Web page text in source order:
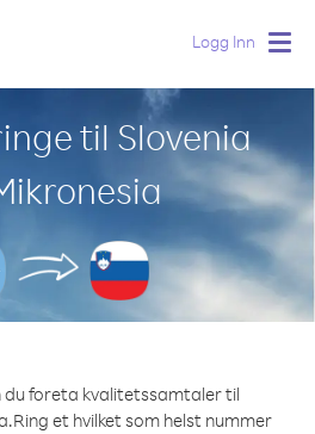
Logg Inn
til Slovenia
du foreta kvalitetssamtaler til
Ring et hvilket som helst nummer